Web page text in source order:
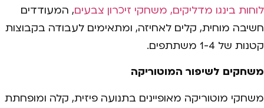
לוחות בינגו מדליקים, משחקי זיכרון צבעים, המעודדים
חשיבה מוחית, קלים לאחיזה, ומתאימים לעבודה בקבוצות
קטנות של 1-4 משתתפים.
משחקים לשיפור המוטוריקה
משחקי מוטוריקה מאופיינים בתנועה פיזית, קלה ומופחתת